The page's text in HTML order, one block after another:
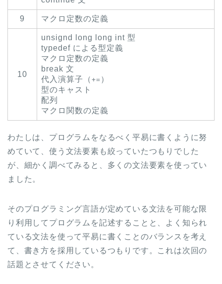
9 マクロ定数の定義
10
unsignd long long int 型
typedef による型定義
マクロ定数の定義
break 文
代入演算子（ += ）
型のキャスト
配列
マクロ関数の定義
わたしは、プログラムをなるべく平易に書くように努
めていて、使う文法要素も絞っていたつもりでした
が、細かく調べてみると、多くの文法要素を使ってい
ました。
そのプログラミング言語が定めている文法を可能な限
り利用してプログラムを記述することと、よく知られ
ている文法を使って平易に書くことのバランスを考え
て、書き方を採用しているつもりです。これは次回の
話題とさせてください。